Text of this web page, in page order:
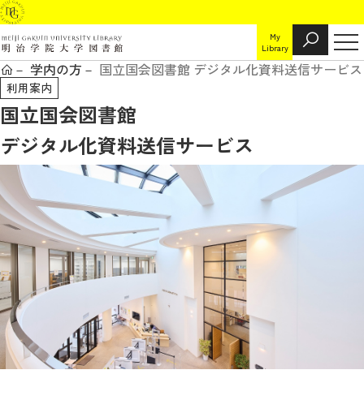
My
Library
学内の方 国立国会図書館 デジタル化資料送信サービス
利用案内
国立国会図書館
デジタル化資料送信サービス